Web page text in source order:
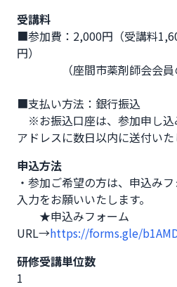
受講料
■参加費：2,000円（受講料
円）
（座間市薬剤師会会員の
■支払い方法：銀行振込
※お振込口座は、参加申し込
アドレスに数日以内に送付いた
申込方法
・参加ご希望の方は、申込み
入力をお願いいたします。
★申込みフォーム
URL→https://forms.gle/
研修受講単位数
1